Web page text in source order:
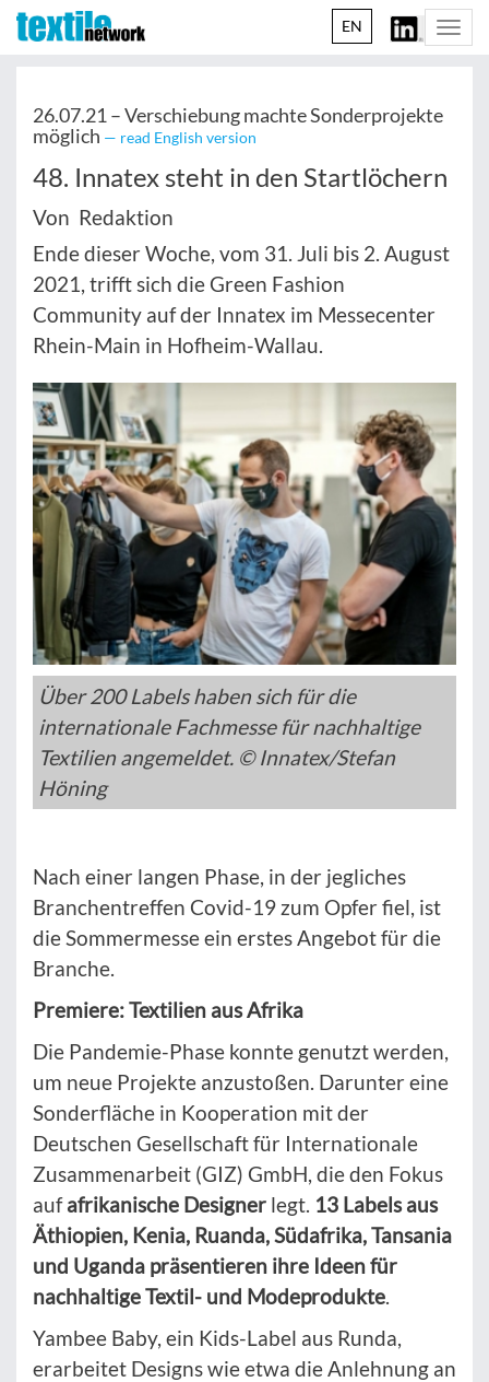
EN
26.07.21 –Verschiebung machte Sonderprojekte
möglich — read English version
48. Innatex steht in den Startlöchern
Von Redaktion
Ende dieser Woche, vom 31. Juli bis 2. August
2021, trifft sich die Green Fashion
Community auf der Innatex im Messecenter
Rhein-Main in Hofheim-Wallau.
Über 200 Labels haben sich für die
internationale Fachmesse für nachhaltige
Textilien angemeldet. © Innatex/Stefan
Höning
Nach einer langen Phase, in der jegliches
Branchentreffen Covid-19 zum Opfer fiel, ist
die Sommermesse ein erstes Angebot für die
Branche.
Premiere: Textilien aus Afrika
Die Pandemie-Phase konnte genutzt werden,
um neue Projekte anzustoßen. Darunter eine
Sonderfläche in Kooperation mit der
Deutschen Gesellschaft für Internationale
Zusammenarbeit (GIZ) GmbH, die den Fokus
aufafrikanische Designer legt. 13 Labels aus
Äthiopien, Kenia, Ruanda, Südafrika, Tansania
und Uganda präsentieren ihre Ideenfür
nachhaltige Textil- und Modeprodukte.
Yambee Baby, ein Kids-Label aus Runda,
erarbeitet Designs wie etwa die Anlehnung an